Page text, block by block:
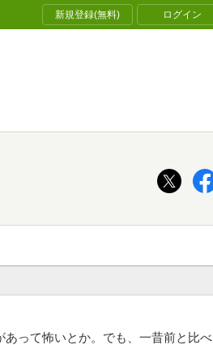
新規登録(無料) ログイン
って怖いとか。でも、一昔前と比べ